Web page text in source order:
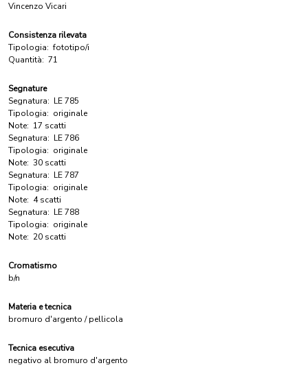
Vincenzo Vicari
Consistenza rilevata
Tipologia: fototipo/i
Quantità: 71
Segnature
Segnatura: LE 785
Tipologia: originale
Note: 17 scatti
Segnatura: LE 786
Tipologia: originale
Note: 30 scatti
Segnatura: LE 787
Tipologia: originale
Note: 4 scatti
Segnatura: LE 788
Tipologia: originale
Note: 20 scatti
Cromatismo
b/n
Materia e tecnica
bromuro d'argento / pellicola
Tecnica esecutiva
negativo al bromuro d'argento